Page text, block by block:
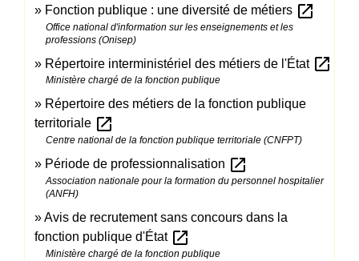
Fonction publique : une diversité de métiers open_in_new
Office national d'information sur les enseignements et les
professions (Onisep)
Répertoire interministériel des métiers de l'État open_in_new
Ministère chargé de la fonction publique
Répertoire des métiers de la fonction publique
territoriale open_in_new
Centre national de la fonction publique territoriale (CNFPT)
Période de professionnalisation open_in_new
Association nationale pour la formation du personnel hospitalier
(ANFH)
Avis de recrutement sans concours dans la
fonction publique d'État open_in_new
Ministère chargé de la fonction publique